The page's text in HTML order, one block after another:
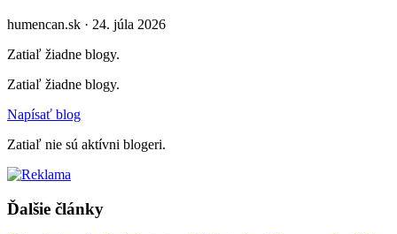
humencan.sk · 24. júla 2026
Zatiaľ žiadne blogy.
Zatiaľ žiadne blogy.
Napísať blog
Zatiaľ nie sú aktívni blogeri.
Ďalšie články